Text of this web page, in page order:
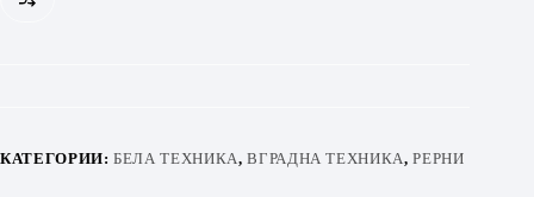
КАТЕГОРИИ:БЕЛА ТЕХНИКА,ВГРАДНА ТЕХНИКА,РЕРНИ